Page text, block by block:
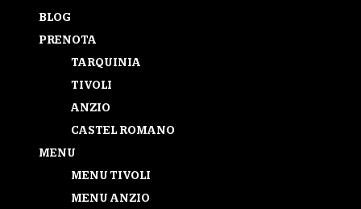
BLOG
PRENOTA
TARQUINIA
TIVOLI
ANZIO
CASTEL ROMANO
MENU
MENU TIVOLI
MENU ANZIO